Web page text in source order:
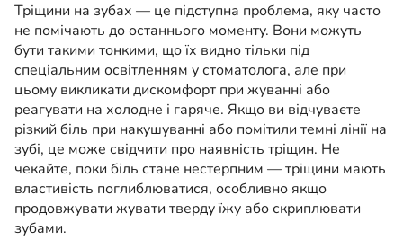
Тріщини на зубах — це підступна проблема, яку часто
не помічають до останнього моменту. Вони можуть
бути такими тонкими, що їх видно тільки під
спеціальним освітленням у стоматолога, але при
цьому викликати дискомфорт при жуванні або
реагувати на холодне і гаряче. Якщо ви відчуваєте
різкий біль при накушуванні або помітили темні лінії на
зубі, це може свідчити про наявність тріщин. Не
чекайте, поки біль стане нестерпним — тріщини мають
властивість поглиблюватися, особливно якщо
продовжувати жувати тверду їжу або скриплювати
зубами.